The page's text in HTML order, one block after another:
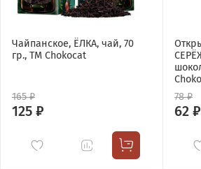
Чайпанское, ЁЛКА, чай, 70
гр., TM Chokocat
165 ₽
125 ₽
78 ₽
62 ₽